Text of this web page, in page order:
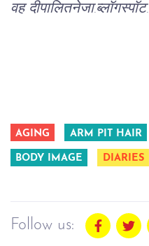
वह दीपालितनेजा.ब्लॉगस्पॉट.
AGING ARM PIT HAIR
BODY IMAGE DIARIES
Follow us: